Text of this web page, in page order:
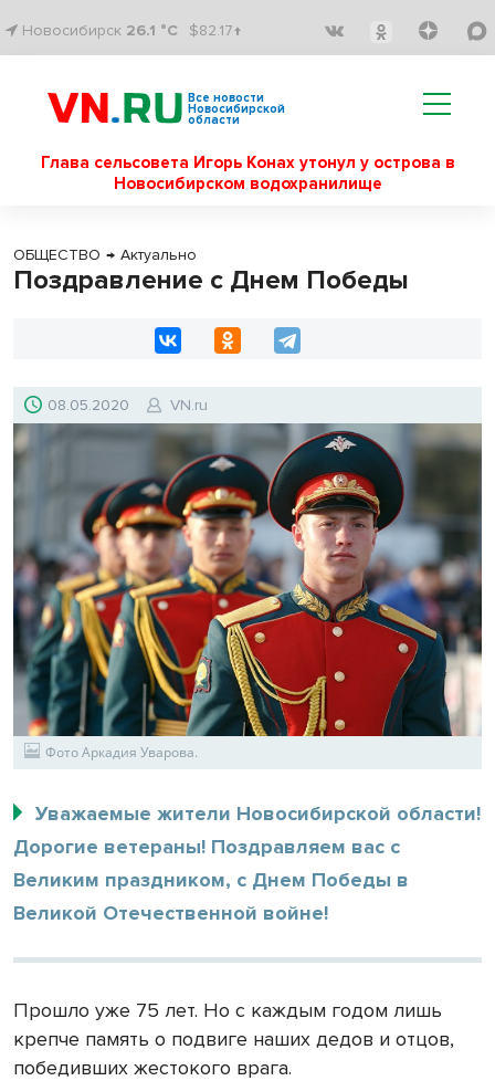
Новосибирск 26.1 °C $82.17↑
Все новости
Новосибирской
области
Глава сельсовета Игорь Конах утонул у острова в
Новосибирском водохранилище
ОБЩЕСТВО → Актуально
Поздравление с Днем Победы
08.05.2020 VN.ru
Фото Аркадия Уварова.
Уважаемые жители Новосибирской области!
Дорогие ветераны! Поздравляем вас с
Великим праздником, с Днем Победы в
Великой Отечественной войне!
Прошло уже 75 лет. Но с каждым годом лишь
крепче память о подвиге наших дедов и отцов,
победивших жестокого врага.